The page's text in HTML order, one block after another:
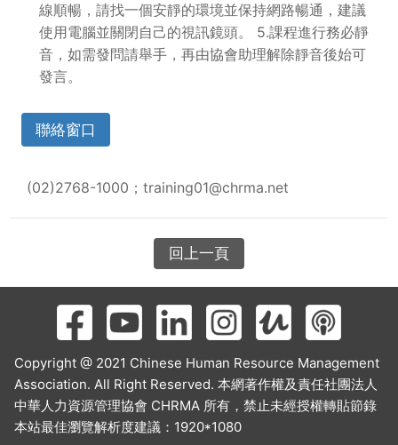
線順暢，請找一個安靜的環境並保持網路暢通，建議
使用電腦並關閉自己的視訊鏡頭。 5.課程進行務必靜
音，如需發問請舉手，再由協會助理解除靜音後始可
發言。
聯絡窗口
(02)2768-1000；training01@chrma.net
回上一頁
Copyright @ 2021 Chinese Human Resource Management
Association. All Right Reserved. 本網著作權及責任社團法人
中華人力資源管理協會 CHRMA 所有，禁止未經授權轉貼節錄
本站最佳瀏覽解析度建議：1920*1080